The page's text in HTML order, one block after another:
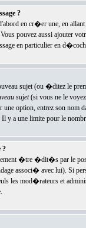
?
en cr�er une, en
pouvez aussi ajouter
en particulier en
sujet (ou �ditez le
sujet(si vous ne le voyez
option, entrez son nom
Il y a une limite pour le
?
�tre �dit�s par le
associ� avec lui). Si
les mod�rateurs et